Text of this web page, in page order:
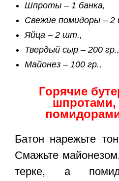
Шпроты – 1 банка,
Свежие помидоры –
Яйца – 2 шт.,
Твердый сыр – 200 гр.,
Майонез – 100 гр.,
Горячие
Батон нарежьте
Смажьте
терке, а